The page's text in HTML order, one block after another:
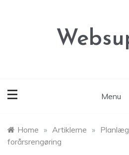
Menu
Home » Artiklerne »
forårsrengøring